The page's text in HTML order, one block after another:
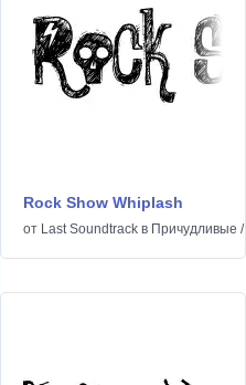
Rock Show Whiplash
от Last Soundtrack в Причудливые /